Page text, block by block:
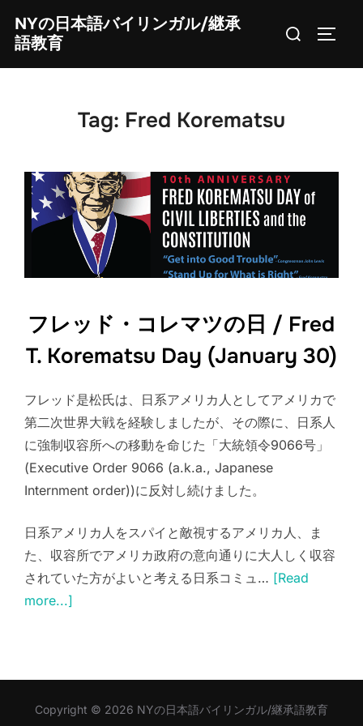
content
NYの日本語バイリンガル/継承
語教育
Search
Tag: Fred Korematsu
フレッド・コレマツの日 / Fred
T. Korematsu Day (January 30)
フレッド是松氏は、日系アメリカ人としてアメリカで
第二次世界大戦を経験しましたが、その際に、日系人
に強制収容所への移動を命じた「大統領令9066号」
(Executive Order 9066 (a.k.a., Japanese
Internment order))に反対し続けました。
日系アメリカ人をスパイと敵視するアメリカ人、ま
た、収容所でアメリカ政府の意向通りに大人しく収容
されていた方がよいと考える日系コミュ… [Read
more...]
Copyright © 2026 NYの日本語バイリンガル/継承語教育